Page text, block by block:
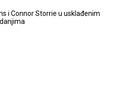
i Connor Storrie u usklađenim